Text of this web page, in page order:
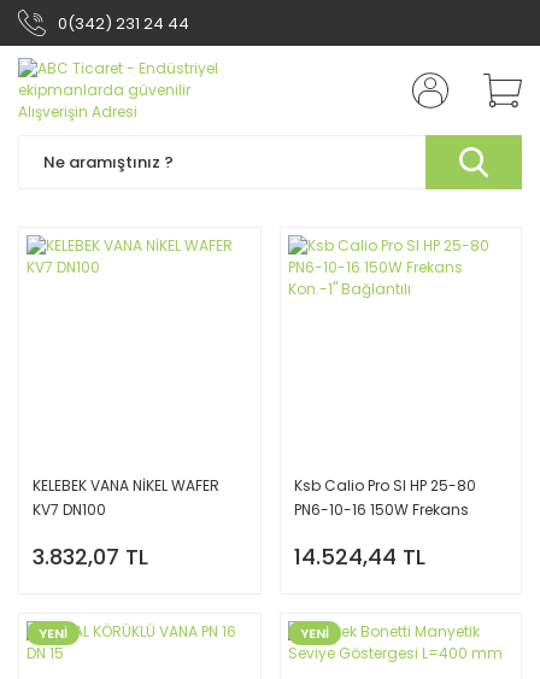
0(342) 231 24 44
KELEBEK VANA NİKEL WAFER
KV7 DN100
3.832,07 TL
Ksb Calio Pro SI HP 25-80
PN6-10-16 150W Frekans
14.524,44 TL
YENİ YENİ